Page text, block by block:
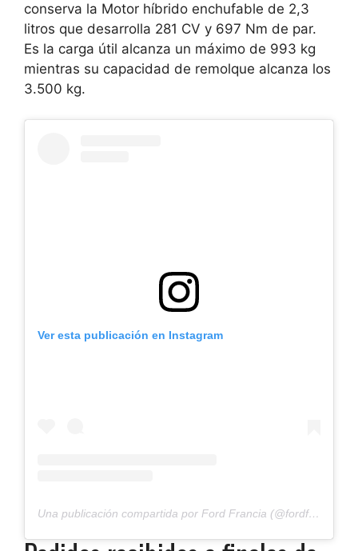
conserva la Motor híbrido enchufable de 2,3
litros que desarrolla 281 CV y 697 Nm de par.
Es la carga útil alcanza un máximo de 993 kg
mientras su capacidad de remolque alcanza los
3.500 kg.
Ver esta publicación en Instagram
Una publicación compartida por Ford Francia (@fordfrance)